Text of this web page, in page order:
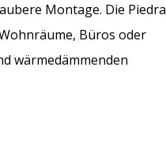
Montage. Die Piedra
Büros oder
wärmedämmenden